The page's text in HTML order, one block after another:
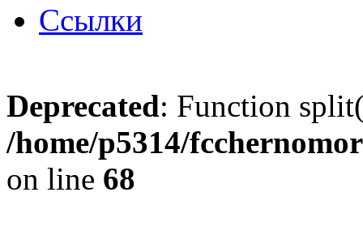
Ссылки
Deprecated: Function
/home/p5314/
on line 68